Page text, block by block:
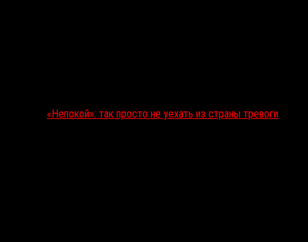
«Непокой»: так просто не уехать из страны тревоги